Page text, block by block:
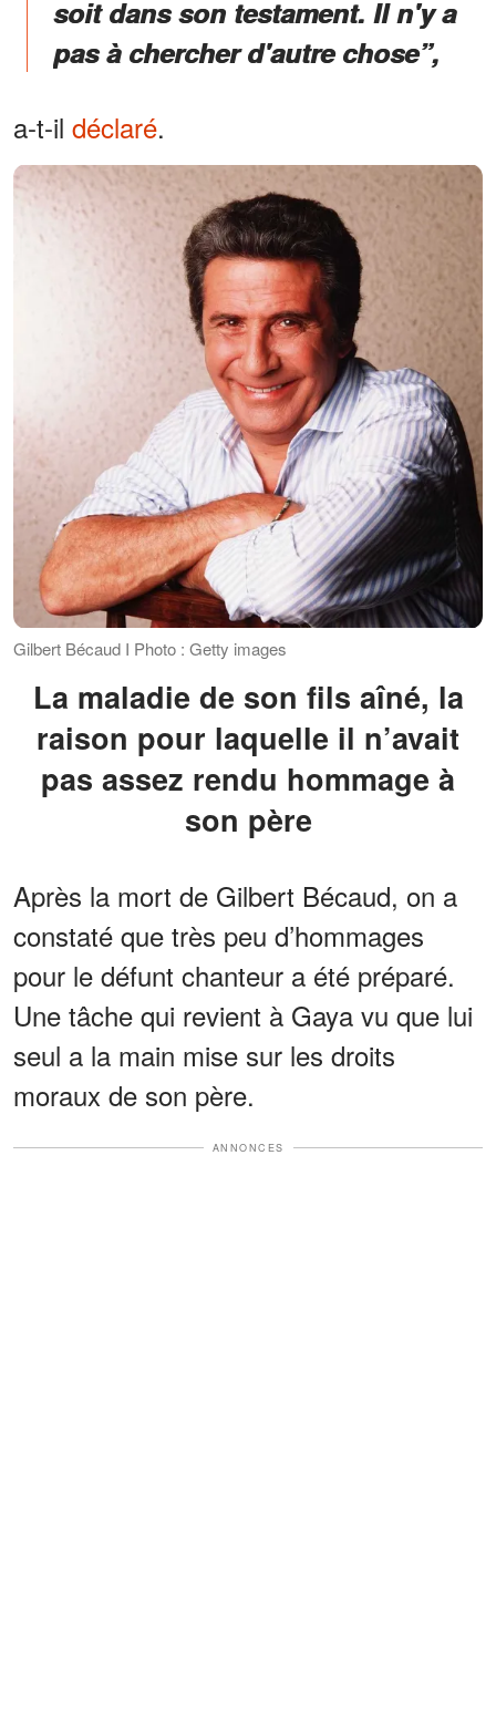
soit dans son testament. Il n'y a
pas à chercher d'autre chose”,
a-t-il déclaré.
Gilbert Bécaud I Photo : Getty images
La maladie de son fils aîné, la
raison pour laquelle il n’avait
pas assez rendu hommage à
son père
Après la mort de Gilbert Bécaud, on a
constaté que très peu d’hommages
pour le défunt chanteur a été préparé.
Une tâche qui revient à Gaya vu que lui
seul a la main mise sur les droits
moraux de son père.
ANNONCES